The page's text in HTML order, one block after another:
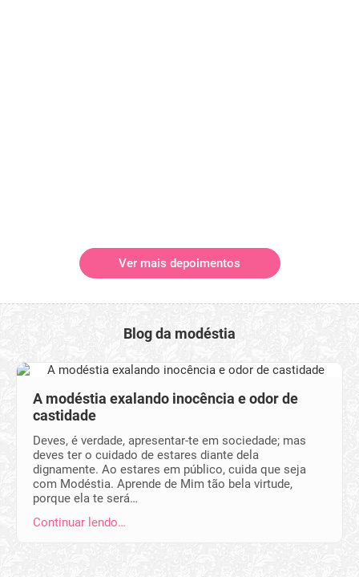
Ver mais depoimentos
Blog da modéstia
A modéstia exalando inocência e odor de
castidade
Deves, é verdade, apresentar-te em sociedade; mas
deves ter o cuida­do de es­tares di­ante dela
dignamente. Ao estares em público, cuida que seja
com Modés­tia. Apren­de de Mim tão bela virtude,
porque ela te será…
Continuar lendo…